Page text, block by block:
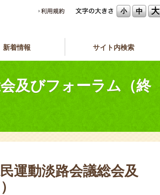
小 中 大
新着情報 サイト内検索
及びフォーラム（終
運動淡路会議総会及